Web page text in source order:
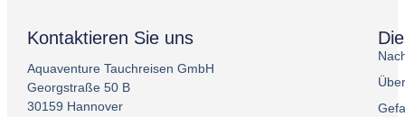
Kontaktieren Sie uns
Aquaventure Tauchreisen GmbH
Georgstraße 50 B
30159 Hannover